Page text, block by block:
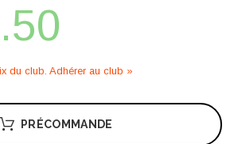
​​du club. Adhérer au club »
PRÉCOMMANDE